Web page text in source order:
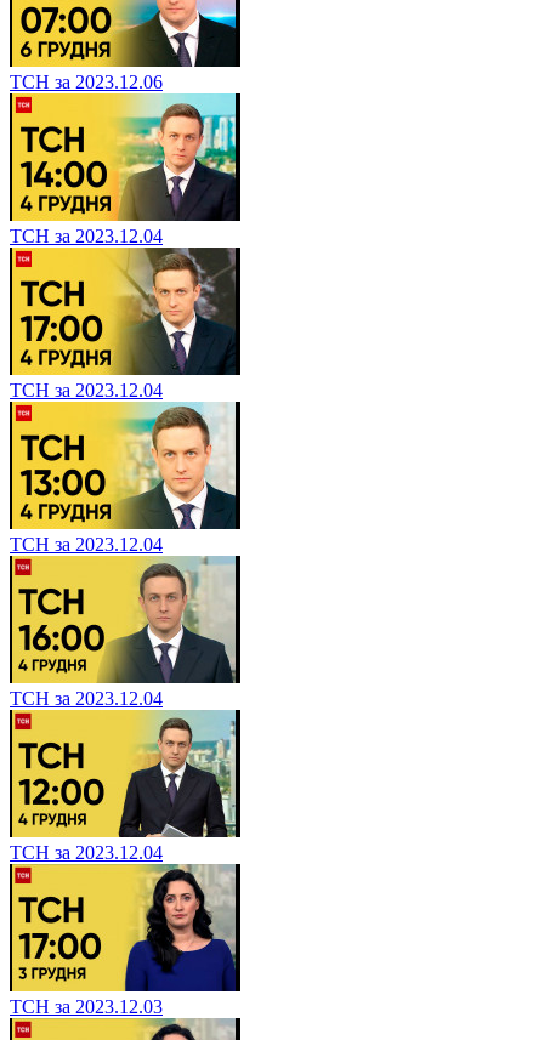
ТСН за 2023.12.06
ТСН за 2023.12.04
ТСН за 2023.12.04
ТСН за 2023.12.04
ТСН за 2023.12.04
ТСН за 2023.12.04
ТСН за 2023.12.03